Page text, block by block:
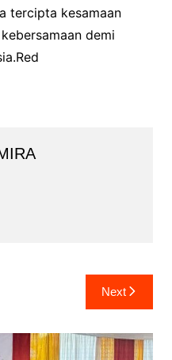
tercipta kesamaan
demi
Next